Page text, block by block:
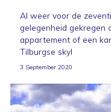
Al weer voor de
gelegenheid gekregen
appartement of een
Tilburgse skyl
3 September 2020